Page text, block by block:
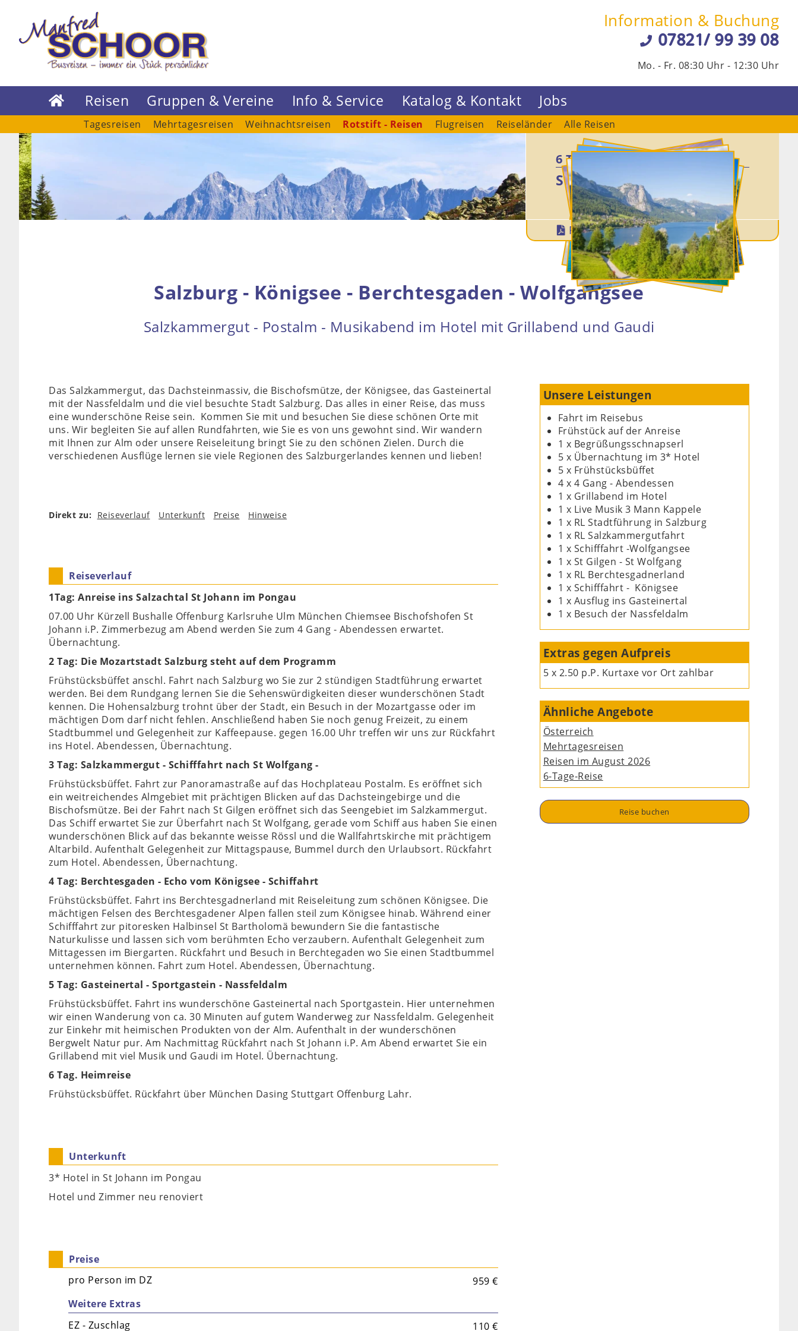
Information & Buchung
07821/ 99 39 08
Mo. - Fr. 08:30 Uhr - 12:30 Uhr
 Reisen Gruppen & Vereine Info & Service Katalog & Kontakt Jobs
Tagesreisen Mehrtagesreisen Weihnachtsreisen Rotstift - Reisen Flugreisen Reiseländer Alle Reisen
6 Tage
So. 09.08. - Fr. 14.08.2026
 Reise-PDF Termin
Salzburg - Königsee - Berchtesgaden - Wolfgangsee
Salzkammergut - Postalm - Musikabend im Hotel mit Grillabend und Gaudi
Das Salzkammergut, das Dachsteinmassiv, die Bischofsmütze, der Königsee, das Gasteinertal
mit der Nassfeldalm und die viel besuchte Stadt Salzburg. Das alles in einer Reise, das muss
eine wunderschöne Reise sein. Kommen Sie mit und besuchen Sie diese schönen Orte mit
uns. Wir begleiten Sie auf allen Rundfahrten, wie Sie es von uns gewohnt sind. Wir wandern
mit Ihnen zur Alm oder unsere Reiseleitung bringt Sie zu den schönen Zielen. Durch die
verschiedenen Ausflüge lernen sie viele Regionen des Salzburgerlandes kennen und lieben!
Direkt zu: Reiseverlauf Unterkunft Preise Hinweise
Reiseverlauf
1Tag: Anreise ins Salzachtal St Johann im Pongau
07.00 Uhr Kürzell Bushalle Offenburg Karlsruhe Ulm München Chiemsee Bischofshofen St
Johann i.P. Zimmerbezug am Abend werden Sie zum 4 Gang - Abendessen erwartet.
Übernachtung.
2 Tag: Die Mozartstadt Salzburg steht auf dem Programm
Frühstücksbüffet anschl. Fahrt nach Salzburg wo Sie zur 2 stündigen Stadtführung erwartet
werden. Bei dem Rundgang lernen Sie die Sehenswürdigkeiten dieser wunderschönen Stadt
kennen. Die Hohensalzburg trohnt über der Stadt, ein Besuch in der Mozartgasse oder im
mächtigen Dom darf nicht fehlen. Anschließend haben Sie noch genug Freizeit, zu einem
Stadtbummel und Gelegenheit zur Kaffeepause. gegen 16.00 Uhr treffen wir uns zur Rückfahrt
ins Hotel. Abendessen, Übernachtung.
3 Tag: Salzkammergut - Schifffahrt nach St Wolfgang -
Frühstücksbüffet. Fahrt zur Panoramastraße auf das Hochplateau Postalm. Es eröffnet sich
ein weitreichendes Almgebiet mit prächtigen Blicken auf das Dachsteingebirge und die
Bischofsmütze. Bei der Fahrt nach St Gilgen eröffnet sich das Seengebiet im Salzkammergut.
Das Schiff erwartet Sie zur Überfahrt nach St Wolfgang, gerade vom Schiff aus haben Sie einen
wunderschönen Blick auf das bekannte weisse Rössl und die Wallfahrtskirche mit prächtigem
Altarbild. Aufenthalt Gelegenheit zur Mittagspause, Bummel durch den Urlaubsort. Rückfahrt
zum Hotel. Abendessen, Übernachtung.
4 Tag: Berchtesgaden - Echo vom Königsee - Schiffahrt
Frühstücksbüffet. Fahrt ins Berchtesgadnerland mit Reiseleitung zum schönen Königsee. Die
mächtigen Felsen des Berchtesgadener Alpen fallen steil zum Königsee hinab. Während einer
Schifffahrt zur pitoresken Halbinsel St Bartholomä bewundern Sie die fantastische
Naturkulisse und lassen sich vom berühmten Echo verzaubern. Aufenthalt Gelegenheit zum
Mittagessen im Biergarten. Rückfahrt und Besuch in Berchtegaden wo Sie einen Stadtbummel
unternehmen können. Fahrt zum Hotel. Abendessen, Übernachtung.
5 Tag: Gasteinertal - Sportgastein - Nassfeldalm
Frühstücksbüffet. Fahrt ins wunderschöne Gasteinertal nach Sportgastein. Hier unternehmen
wir einen Wanderung von ca. 30 Minuten auf gutem Wanderweg zur Nassfeldalm. Gelegenheit
zur Einkehr mit heimischen Produkten von der Alm. Aufenthalt in der wunderschönen
Bergwelt Natur pur. Am Nachmittag Rückfahrt nach St Johann i.P. Am Abend erwartet Sie ein
Grillabend mit viel Musik und Gaudi im Hotel. Übernachtung.
6 Tag. Heimreise
Frühstücksbüffet. Rückfahrt über München Dasing Stuttgart Offenburg Lahr.
Unterkunft
3* Hotel in St Johann im Pongau
Hotel und Zimmer neu renoviert
Preise
pro Person im DZ
959 €
Weitere Extras
EZ - Zuschlag
110 €
Unsere Leistungen
Fahrt im Reisebus
Frühstück auf der Anreise
1 x Begrüßungsschnapserl
5 x Übernachtung im 3* Hotel
5 x Frühstücksbüffet
4 x 4 Gang - Abendessen
1 x Grillabend im Hotel
1 x Live Musik 3 Mann Kappele
1 x RL Stadtführung in Salzburg
1 x RL Salzkammergutfahrt
1 x Schifffahrt -Wolfgangsee
1 x St Gilgen - St Wolfgang
1 x RL Berchtesgadnerland
1 x Schifffahrt - Königsee
1 x Ausflug ins Gasteinertal
1 x Besuch der Nassfeldalm
Extras gegen Aufpreis
5 x 2.50 p.P. Kurtaxe vor Ort zahlbar
Ähnliche Angebote
Österreich
Mehrtagesreisen
Reisen im August 2026
6-Tage-Reise